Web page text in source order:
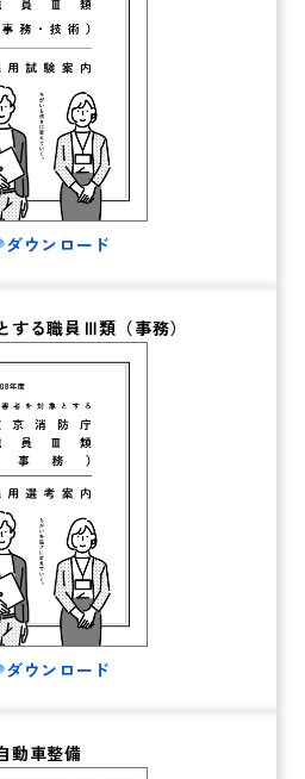
ダウンロード
する職員Ⅲ類（事務）
ダウンロード
動車整備